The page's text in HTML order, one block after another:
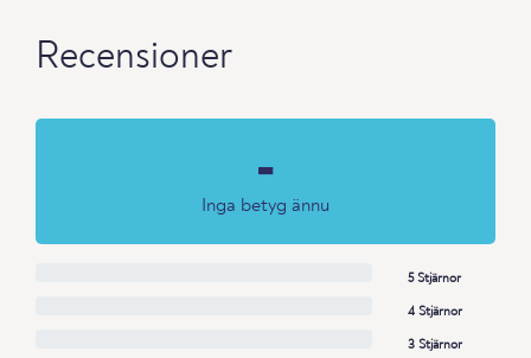
Recensioner
-
Inga betyg ännu
5 Stjärnor
4 Stjärnor
3 Stjärnor